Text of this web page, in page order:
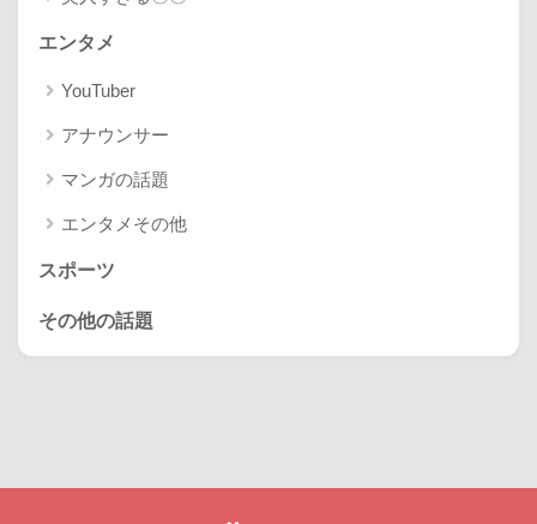
エンタメ
YouTuber
アナウンサー
マンガの話題
エンタメその他
スポーツ
その他の話題